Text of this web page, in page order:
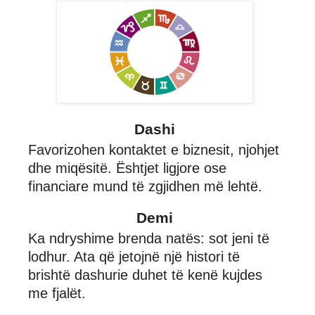
Dashi
Favorizohen kontaktet e biznesit, njohjet
dhe miqësitë. Ështjet ligjore ose
financiare mund të zgjidhen më lehtë.
Demi
Ka ndryshime brenda natës: sot jeni të
lodhur. Ata që jetojnë një histori të
brishtë dashurie duhet të kenë kujdes
me fjalët.